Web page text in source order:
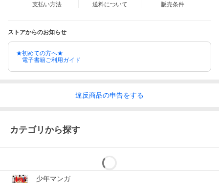
支払い方法 送料について 販売条件
ストアからのお知らせ
★初めての方へ★
電子書籍ご利用ガイド
違反商品の申告をする
カテゴリから探す
少年マンガ